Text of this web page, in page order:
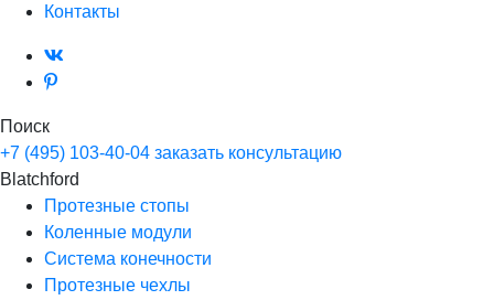
Контакты
Поиск
+7 (495) 103-40-04 заказать консультацию
Blatchford
Протезные стопы
Коленные модули
Система конечности
Протезные чехлы